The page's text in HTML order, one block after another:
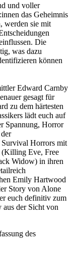
und voller
das Geheimnis
werden sie mit
Die
was dazu
können
Edward Carnby
gesagt für
zu dem härtesten
lädt euch auf
Spannung, Horror
Survival Horrors mit
(Killing Eve, Free
Widow) in ihren
Emily Hartwood
Story von Alone
euch definitiv zum
aus der Sicht von
des